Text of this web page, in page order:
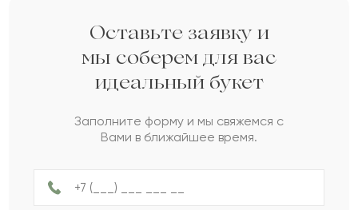
2022-07-06
Иман
2022-07-05
Гульзип
Нурлан
Т Тойбала
Оставьте заявку и
мы соберем для вас
идеальный букет
Заполните форму и мы свяжемся с
Вами в ближайшее время.